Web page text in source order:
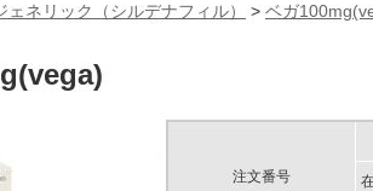
ェネリック（シルデナフィル） > ベガ
注文番号